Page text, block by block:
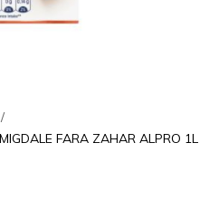
FARA ZAHAR ALPRO 1L